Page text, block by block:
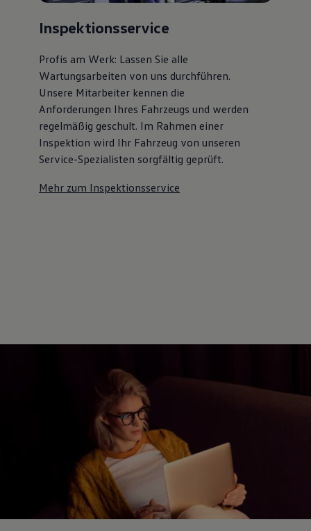
Inspektionsservice
Profis am Werk: Lassen Sie alle
Wartungsarbeiten von uns durchführen.
Unsere Mitarbeiter kennen die
Anforderungen Ihres Fahrzeugs und werden
regelmäßig geschult. Im Rahmen einer
Inspektion wird Ihr Fahrzeug von unseren
Service-Spezialisten sorgfältig geprüft.
Mehr zum Inspektionsservice